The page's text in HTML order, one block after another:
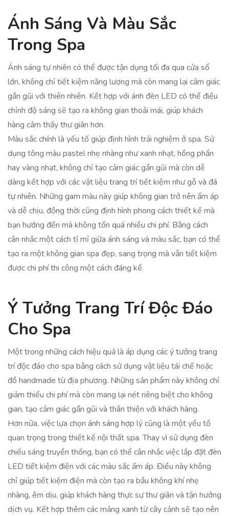
Ánh Sáng Và Màu Sắc
Trong Spa
Ánh sáng tự nhiên có thể được tận dụng tối đa qua cửa sổ
lớn, không chỉ tiết kiệm năng lượng mà còn mang lại cảm giác
gần gũi với thiên nhiên. Kết hợp với ánh đèn LED có thể điều
chỉnh độ sáng sẽ tạo ra không gian thoải mái, giúp khách
hàng cảm thấy thư giãn hơn.
Màu sắc chính là yếu tố giúp định hình trải nghiệm ở spa. Sử
dụng tông màu pastel nhẹ nhàng như xanh nhạt, hồng phấn
hay vàng nhạt, không chỉ tạo cảm giác gần gũi mà còn dễ
dàng kết hợp với các vật liệu trang trí tiết kiệm như gỗ và đá
tự nhiên. Những gam màu này giúp không gian trở nên ấm áp
và dễ chịu, đồng thời cũng định hình phong cách thiết kế mà
bạn hướng đến mà không tốn quá nhiều chi phí. Bằng cách
cân nhắc một cách tỉ mỉ giữa ánh sáng và màu sắc, bạn có thể
tạo ra một không gian spa đẹp, sang trọng mà vẫn tiết kiệm
được chi phí thi công một cách đáng kể.
Ý Tưởng Trang Trí Độc Đáo
Cho Spa
Một trong những cách hiệu quả là áp dụng các ý tưởng trang
trí độc đáo cho spa bằng cách sử dụng vật liệu tái chế hoặc
đồ handmade từ địa phương. Những sản phẩm này không chỉ
giảm thiểu chi phí mà còn mang lại nét riêng biệt cho không
gian, tạo cảm giác gần gũi và thân thiện với khách hàng.
Hơn nữa, việc lựa chọn ánh sáng hợp lý cũng là một yếu tố
quan trọng trong thiết kế nội thất spa. Thay vì sử dụng đèn
chiếu sáng truyền thống, bạn có thể cân nhắc việc lắp đặt đèn
LED tiết kiệm điện với các màu sắc ấm áp. Điều này không
chỉ giúp tiết kiệm điện mà còn tạo ra bầu không khí nhẹ
nhàng, êm dịu, giúp khách hàng thực sự thư giãn và tận hưởng
dịch vụ. Kết hợp thêm các mảng xanh từ cây cảnh sẽ tạo nên